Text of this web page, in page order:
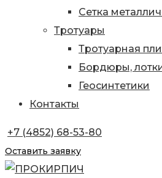
Сетка
Тротуары
Тротуарная
Бордюры,
Геосинтетики
Контакты
+7 (4852) 68-53-80
Оставить заявку